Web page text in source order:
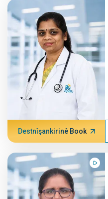
Destnîşankirinê Book